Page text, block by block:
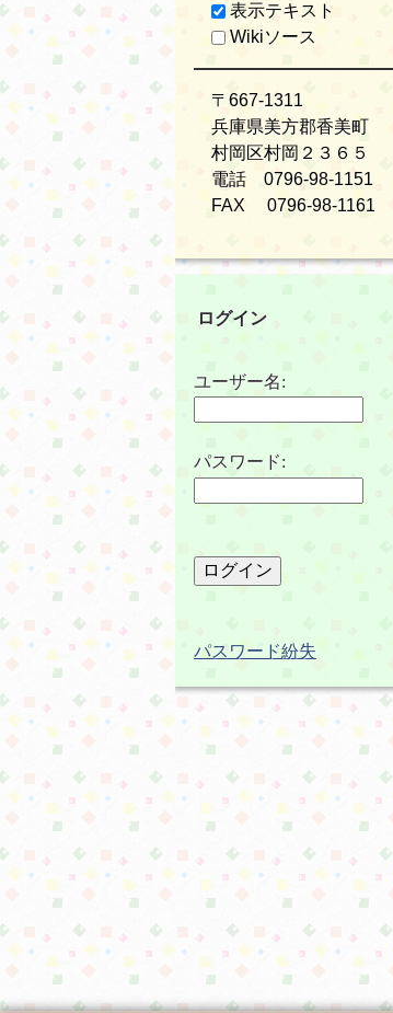
表示テキスト
Wikiソース
〒667-1311
兵庫県美方郡香美町
村岡区村岡２３６５
電話 0796-98-1151
FAX 0796-98-1161
ログイン
ユーザー名:
パスワード:
パスワード紛失